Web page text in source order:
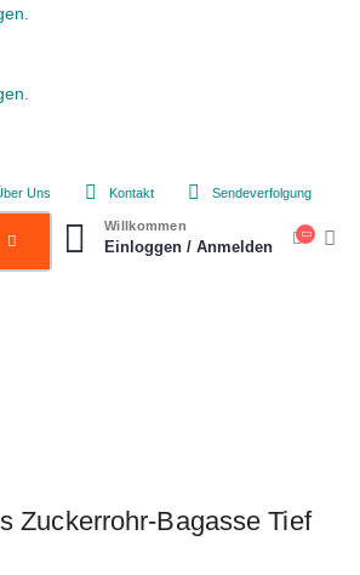
Uns Kontakt Sendeverfolgung
Willkommen
Einloggen / Anmelden
Zuckerrohr-Bagasse Tief